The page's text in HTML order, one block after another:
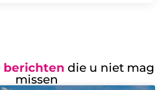
berichten die u niet mag
missen